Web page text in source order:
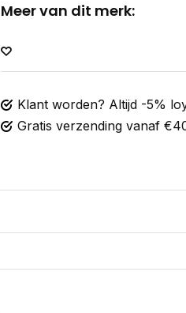
Meer van dit merk:
Klant worden? Altijd -5%
Gratis verzending vanaf